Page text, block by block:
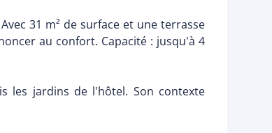
31 m² de surface et une terrasse
au confort. Capacité : jusqu'à 4
les jardins de l'hôtel. Son contexte